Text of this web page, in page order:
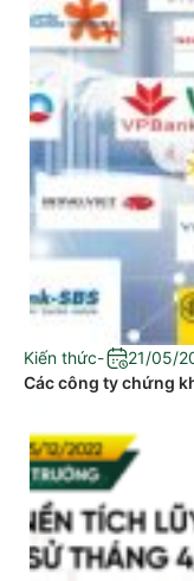
Kiến thức-
21/05/
Các công ty chứng